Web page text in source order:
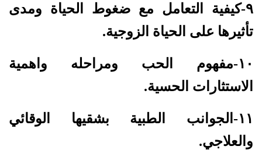
٩-كيفية التعامل مع ضغوط الحياة ومدى
تأثيرها على الحياة الزوجية.
١٠-مفهوم الحب ومراحله واهمية
الاستثارات الحسية.
١١-الجوانب الطبية بشقيها الوقائي
والعلاجي.